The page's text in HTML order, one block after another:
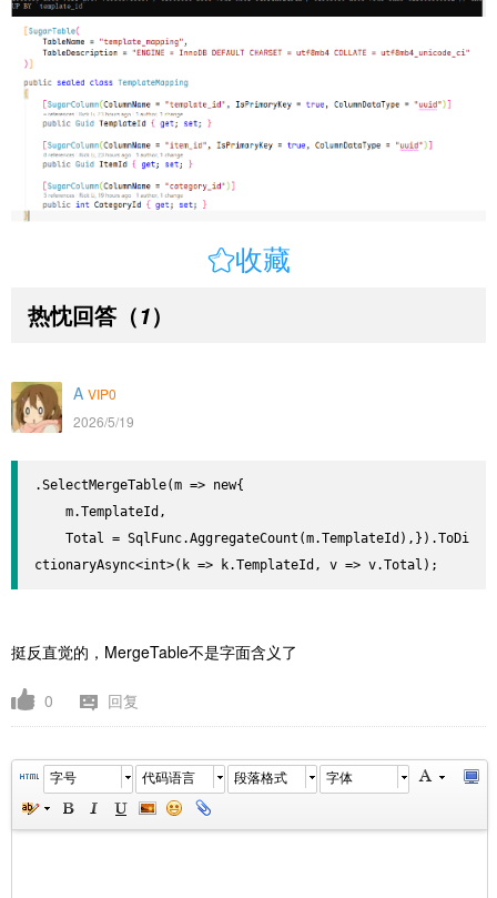
收藏
热忱回答 （1）
A VIP0
2026/5/19
.SelectMergeTable(m => new{
m.TemplateId,
Total = SqlFunc.AggregateCount(m.TemplateId),}).ToDi
ctionaryAsync<int>(k => k.TemplateId, v => v.Total);
挺反直觉的，MergeTable不是字面含义了
0 回复
字号 代码语言 段落格式 字体